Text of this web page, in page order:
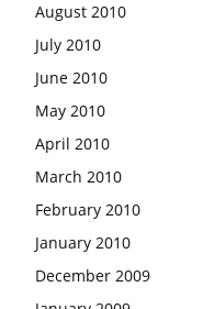
August 2010
July 2010
June 2010
May 2010
April 2010
March 2010
February 2010
January 2010
December 2009